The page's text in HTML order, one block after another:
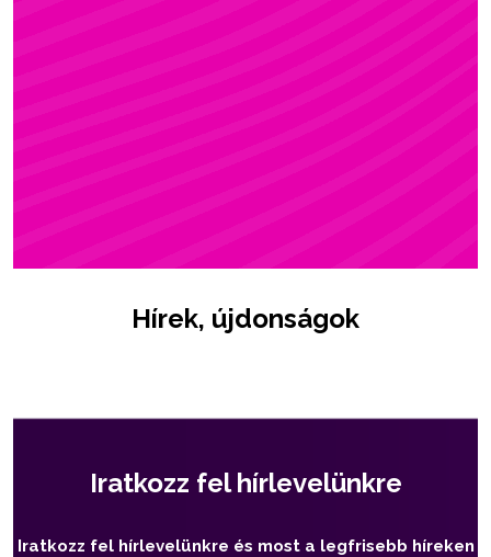
Hírek, újdonságok
Iratkozz fel hírlevelünkre
Iratkozz fel hírlevelünkre és most a legfrisebb híreken